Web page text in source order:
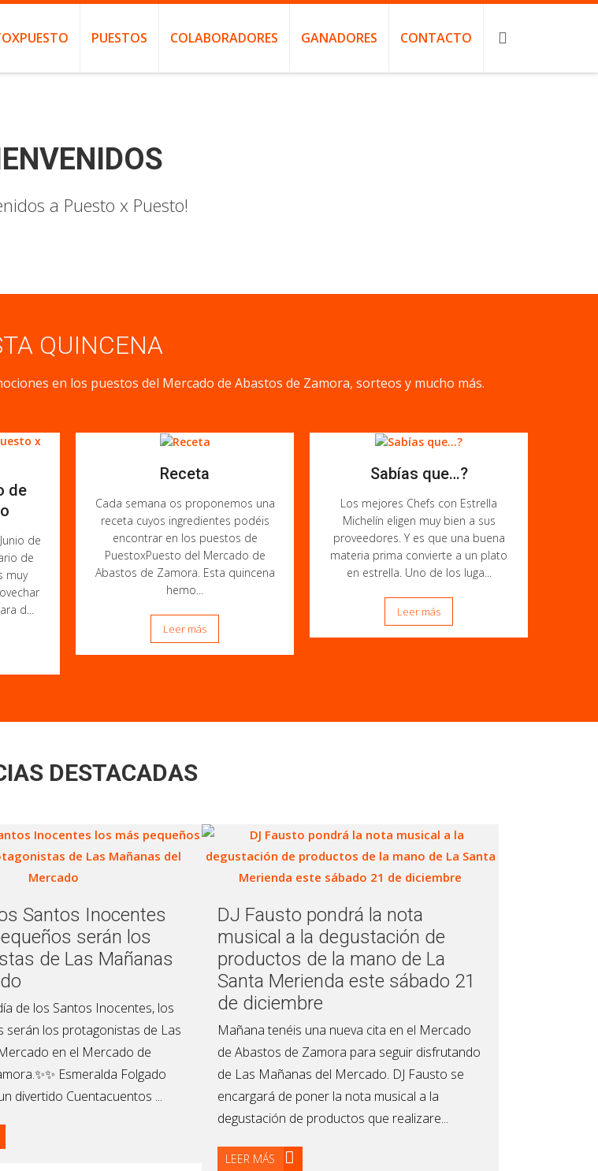
PUESTOS COLABORADORES GANADORES CONTACTO
a Puesto x Puesto!
QUINCENA
en los puestos del Mercado de Abastos de Zamora, sorteos y mucho más.
de
de
de
muy
d...
Receta
Cada semana os proponemos una
receta cuyos ingredientes podéis
encontrar en los puestos de
PuestoxPuesto del Mercado de
Abastos de Zamora. Esta quincena
hemo...
Leer más
Sabías que…?
Los mejores Chefs con Estrella
Michelín eligen muy bien a sus
proveedores. Y es que una buena
materia prima convierte a un plato
en estrella. Uno de los luga...
Leer más
DESTACADAS
Santos Inocentes
serán los
de Las Mañanas
de los Santos Inocentes, los
serán los protagonistas de Las
en el Mercado de
Esmeralda Folgado
divertido Cuentacuentos ...
DJ Fausto pondrá la nota
musical a la degustación de
productos de la mano de La
Santa Merienda este sábado 21
de diciembre
Mañana tenéis una nueva cita en el Mercado
de Abastos de Zamora para seguir disfrutando
de Las Mañanas del Mercado. DJ Fausto se
encargará de poner la nota musical a la
degustación de productos que realizare...
LEER MÁS